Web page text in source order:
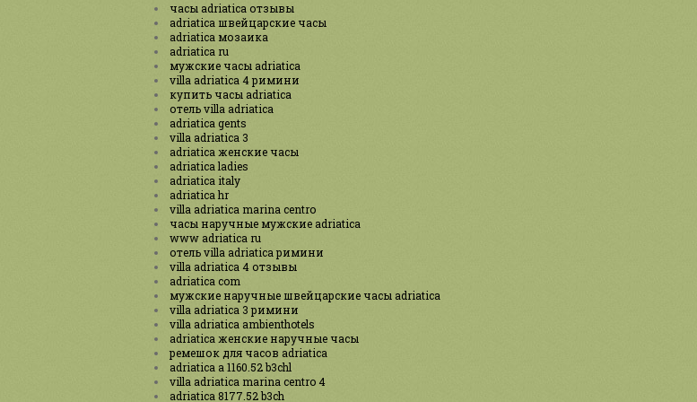
часы adriatica отзывы
adriatica швейцарские часы
adriatica мозаика
adriatica ru
мужские часы adriatica
villa adriatica 4 римини
купить часы adriatica
отель villa adriatica
adriatica gents
villa adriatica 3
adriatica женские часы
adriatica ladies
adriatica italy
adriatica hr
villa adriatica marina centro
часы наручные мужские adriatica
www adriatica ru
отель villa adriatica римини
villa adriatica 4 отзывы
adriatica com
мужские наручные швейцарские часы adriatica
villa adriatica 3 римини
villa adriatica ambienthotels
adriatica женские наручные часы
ремешок для часов adriatica
adriatica a 1160.52 b3chl
villa adriatica marina centro 4
adriatica 8177.52 b3ch